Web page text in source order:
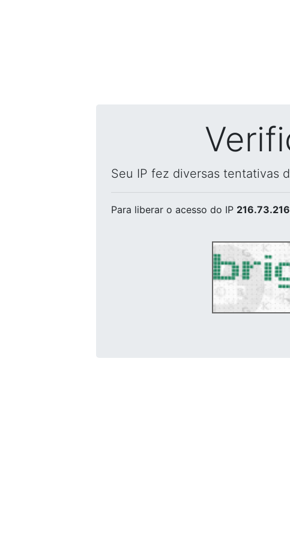
Seu IP fez diversas tentativas
Para liberar o acesso do IP